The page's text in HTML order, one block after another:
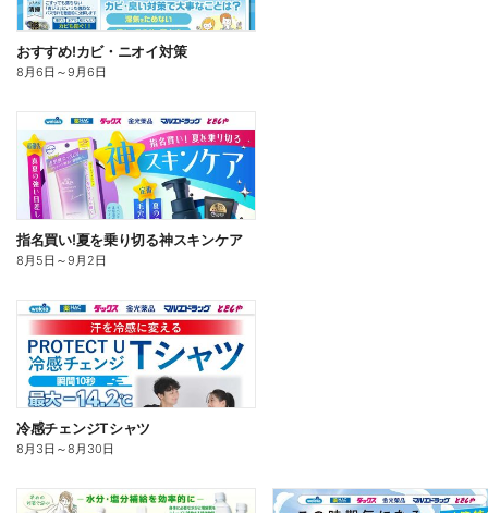
おすすめ!カビ・ニオイ対策
8月6日 ～9月6日
指名買い!夏を乗り切る神スキンケア
8月5日 ～9月2日
冷感チェンジTシャツ
8月3日 ～8月30日